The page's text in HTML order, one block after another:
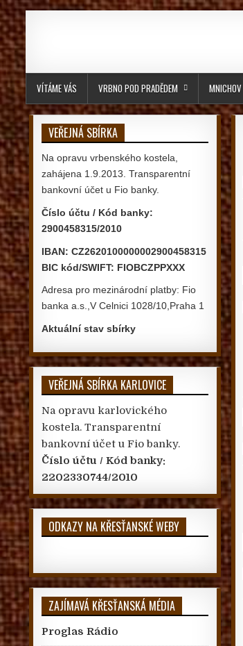
Skip to content
VÍTÁME VÁS VRBNO POD PRADĚDEM MNICHOV
VEŘEJNÁ SBÍRKA
Na opravu vrbenského kostela,
zahájena 1.9.2013. Transparentní
bankovní účet u Fio banky.
Číslo účtu / Kód banky:
2900458315/2010
IBAN: CZ2620100000002900458315
BIC kód/SWIFT: FIOBCZPPXXX
Adresa pro mezinárodní platby: Fio
banka a.s.,V Celnici 1028/10,Praha 1
Aktuální stav sbírky
VEŘEJNÁ SBÍRKA KARLOVICE
Na opravu karlovického
kostela. Transparentní
bankovní účet u Fio banky.
Číslo účtu / Kód banky:
2202330744/2010
ODKAZY NA KŘESŤANSKÉ WEBY
ZAJÍMAVÁ KŘESŤANSKÁ MÉDIA
Proglas Rádio